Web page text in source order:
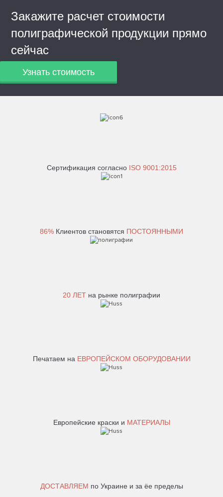
Закажите расчет стоимости
полиграфической продукции прямо
сейчас
Узнать стоимость
Сертификация согласноISO 9001:2015
86% Клиентов становятся ПОСТОЯННЫМИ
20 ЛЕТ на рынке полиграфии
Печатаем на ЕВРОПЕЙСКОМ ОБОРУДОВАНИИ
Европейские краски и МАТЕРИАЛЫ
ДОСТАВЛЯЕМ по Украине и за ёе пределы